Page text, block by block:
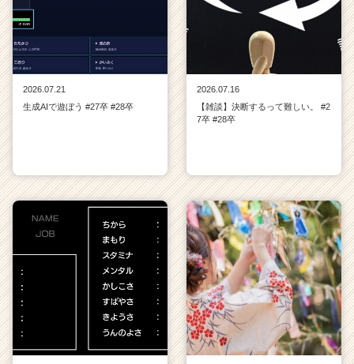
2026.07.21
生成AIで遊ぼう #27卒 #28卒
2026.07.16
【雑談】決断するって難しい。 #2
7卒 #28卒